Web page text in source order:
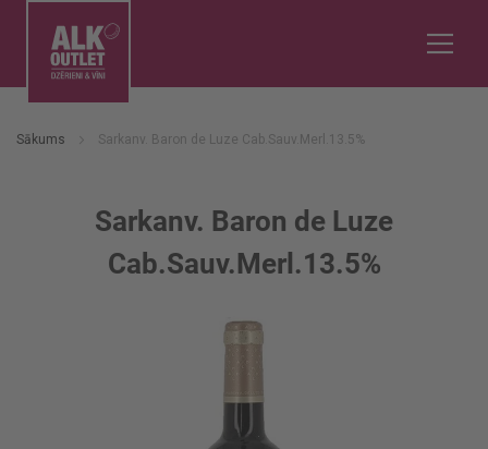
Sākums Sarkanv. Baron de Luze Cab.Sauv.Merl.13.5%
Sarkanv. Baron de Luze
Cab.Sauv.Merl.13.5%